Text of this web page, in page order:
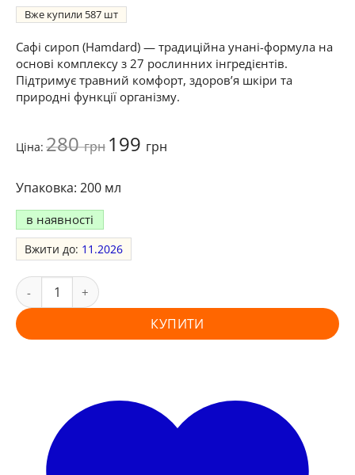
Вже купили 587
Сафі сироп (Hamdard) — традиційна унані-формула на
основі комплексу з 27 рослинних інгредієнтів.
Підтримує травний комфорт, здоров’я шкіри та
природні функції організму.
Ціна: 280грн 199 грн
200 мл
в наявності
Вжити до: 11.2026
КУПИТИ